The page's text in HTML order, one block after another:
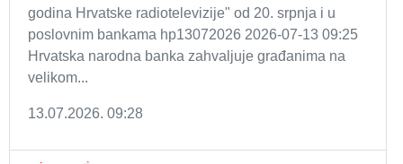
godina Hrvatske radiotelevizije" od 20. srpnja i u
poslovnim bankama hp13072026 2026-07-13 09:25
Hrvatska narodna banka zahvaljuje građanima na
velikom...
13.07.2026. 09:28